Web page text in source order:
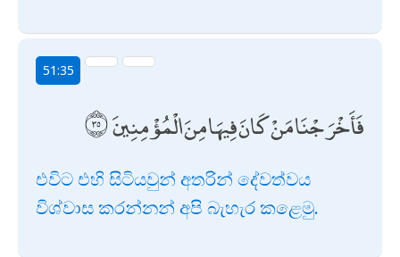
51:35
فَأَخْرَجْنَا مَنْ كَانَ فِيهَا مِنَ الْمُؤْمِنِينَ
එවිට එහි සිටියවුන් අතරින් දේවත්වය
විශ්වාස කරන්නන් අපි බැහැර කළෙමු.